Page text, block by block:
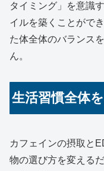
タイミング」を意識
イルを築くことがで
た体全体のバランス
ん。
生活習慣全体
カフェインの摂取と
物の選び方を変える